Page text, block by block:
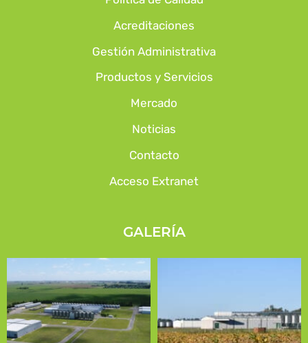
Acreditaciones
Gestión Administrativa
Productos y Servicios
Mercado
Noticias
Contacto
Acceso Extranet
GALERÍA